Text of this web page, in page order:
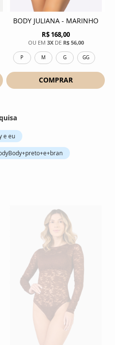
BODY JULIANA - MARINHO
R$ 168,00
3XDE R$ 56,00
P M G GG
COMPRAR
e eu